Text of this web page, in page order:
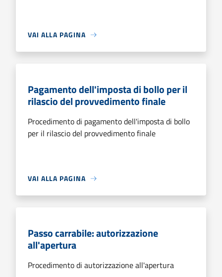
VAI ALLA PAGINA
Pagamento dell'imposta di bollo per il
rilascio del provvedimento finale
Procedimento di pagamento dell'imposta di bollo
per il rilascio del provvedimento finale
VAI ALLA PAGINA
Passo carrabile: autorizzazione
all'apertura
Procedimento di autorizzazione all'apertura